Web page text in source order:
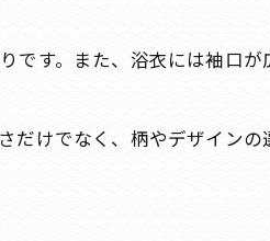
です。また、浴衣には袖口が
だけでなく、柄やデザインの